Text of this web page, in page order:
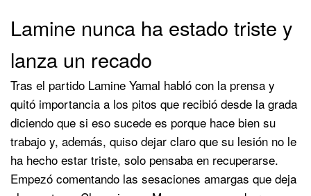
Lamine nunca ha estado triste y
lanza un recado
Tras el partido Lamine Yamal habló con la prensa y
quitó importancia a los pitos que recibió desde la grada
diciendo que si eso sucede es porque hace bien su
trabajo y, además, quiso dejar claro que su lesión no le
ha hecho estar triste, solo pensaba en recuperarse.
Empezó comentando las sesaciones amargas que deja